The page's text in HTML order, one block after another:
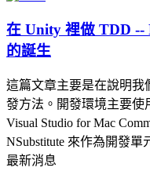
在 Unity 裡做 TDD --
的誕生
這篇文章主要是在說明我
發方法。開發環境主要使
Visual Studio for Mac
NSubstitute 來作為開發單
最新消息